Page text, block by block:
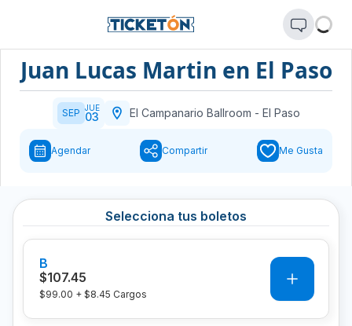
Juan Lucas Martin en El Paso
SEP JUE
03 El Campanario Ballroom - El Paso
Agendar Compartir Me Gusta
Selecciona tus boletos
B
$107.45
$99.00 + $8.45 Cargos